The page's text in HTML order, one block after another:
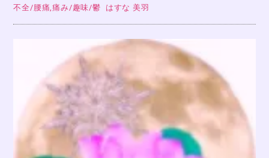
不全/腰痛,痛み/趣味/鬱 はすな 美羽